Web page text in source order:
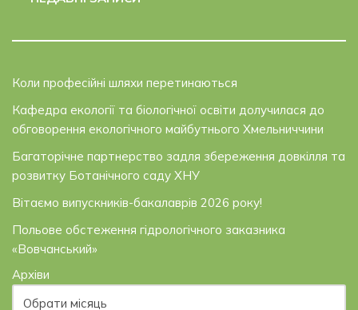
Коли професійні шляхи перетинаються
Кафедра екології та біологічної освіти долучилася до
обговорення екологічного майбутнього Хмельниччини
Багаторічне партнерство задля збереження довкілля та
розвитку Ботанічного саду ХНУ
Вітаємо випускників-бакалаврів 2026 року!
Польове обстеження гідрологічного заказника
«Вовчанський»
Архіви